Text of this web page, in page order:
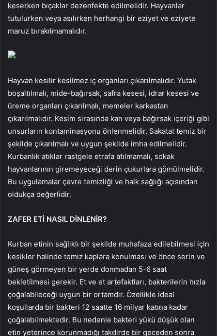
keserken bıçaklar dezenfekte edilmelidir. Hayvanlar
tutulurken veya asılırken herhangi bir eziyet ve eziyete
maruz bırakılmamalıdır.
Hayvan kesilir kesilmez iç organları çıkarılmalıdır. Yutak
boşaltılmalı, mide-bağırsak, safra kesesi, idrar kesesi ve
üreme organları çıkarılmalı, memeler karkastan
çıkarılmalıdır. Kesim sırasında kan veya bağırsak içeriği gibi
unsurların kontaminasyonu önlenmelidir. Sakatat temiz bir
şekilde çıkarılmalı ve uygun şekilde imha edilmelidir.
Kurbanlık atıklar rastgele etrafa atılmamalı, sokak
hayvanlarının giremeyeceği derin çukurlara gömülmelidir.
Bu uygulamalar çevre temizliği ve halk sağlığı açısından
oldukça değerlidir.
ZAFER ETİ NASIL DİNLENİR?
Kurban etinin sağlıklı bir şekilde muhafaza edilebilmesi için
kesikler halinde temiz kaplara konulması ve önce serin ve
güneş görmeyen bir yerde donmadan 5-6 saat
bekletilmesi gerekir. Et ve et artefaktları, bakterilerin hızla
çoğalabileceği uygun bir ortamdır. Özellikle ideal
koşullarda bir bakteri 12 saatte 16 milyar katına kadar
çoğalabilmektedir. Bu nedenle bakteri yükü düşük olan
etin yeterince korunmadığı takdirde bir geceden sonra